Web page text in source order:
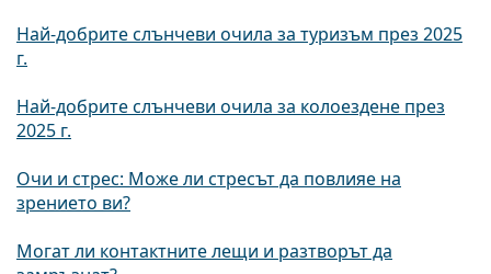
Най-добрите слънчеви очила за туризъм през 2025
г.
Най-добрите слънчеви очила за колоездене през
2025 г.
Очи и стрес: Може ли стресът да повлияе на
зрението ви?
Могат ли контактните лещи и разтворът да